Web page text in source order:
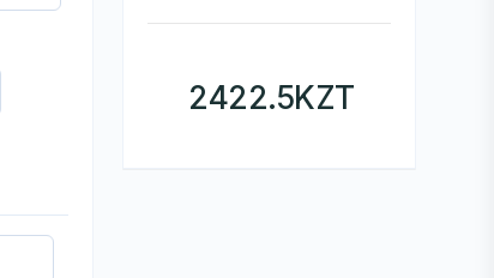
2422.5KZT